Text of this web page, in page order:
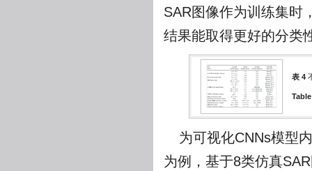
SAR图像作为训练集时
结果能取得更好的分类
表 4
为可视化CNNs模型
为例，基于8类仿真